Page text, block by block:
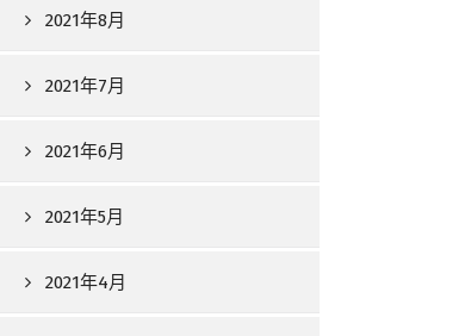
2021年8月
2021年7月
2021年6月
2021年5月
2021年4月